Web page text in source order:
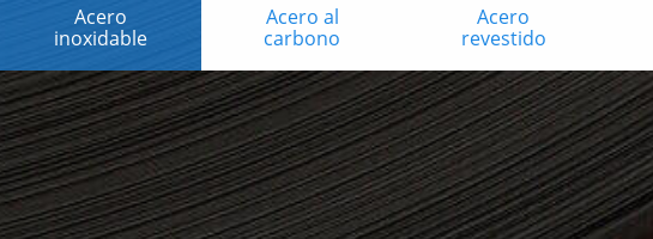
Acero
inoxidable
Acero al
carbono
Acero
revestido